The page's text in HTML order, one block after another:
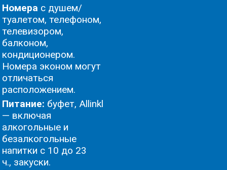
Номера с душем/
туалетом, телефоном,
телевизором,
балконом,
кондиционером.
Номера эконом могут
отличаться
расположением.
Питание: буфет, Allinkl
— включая
алкогольные и
безалкогольные
напитки с 10 до 23
ч., закуски.